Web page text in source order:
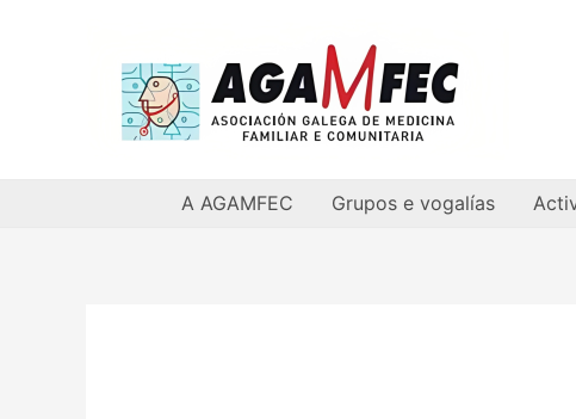
A AGAMFEC Grupos e vogalías